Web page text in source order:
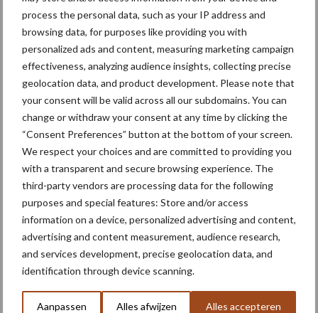
process the personal data, such as your IP address and
browsing data, for purposes like providing you with
personalized ads and content, measuring marketing campaign
effectiveness, analyzing audience insights, collecting precise
geolocation data, and product development. Please note that
your consent will be valid across all our subdomains. You can
change or withdraw your consent at any time by clicking the
“Consent Preferences” button at the bottom of your screen.
We respect your choices and are committed to providing you
with a transparent and secure browsing experience. The
third-party vendors are processing data for the following
purposes and special features: Store and/or access
information on a device, personalized advertising and content,
advertising and content measurement, audience research,
and services development, precise geolocation data, and
identification through device scanning.
Aanpassen Alles afwijzen Alles accepteren
Juiste bandenspanning
levert meetbare
brandstofbesparing op bij
transportwerk
Themapagina's
Machines Duurzaamheid
Kunstmeststrooier Pootmachine